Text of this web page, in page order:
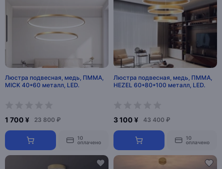
Люстра подвесная, медь, ПММА,
MICK 40*60 металл, LED.
1 700 ¥ 23 800 ₽
10
оплачено
Люстра подвесная, медь, ПММА,
HEZEL 60*80*100 металл, LED.
3 100 ¥ 43 400 ₽
10
оплачено